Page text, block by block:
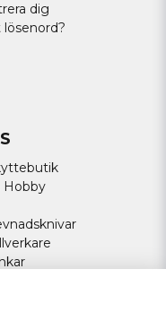
dig
lösenord?
Hobby